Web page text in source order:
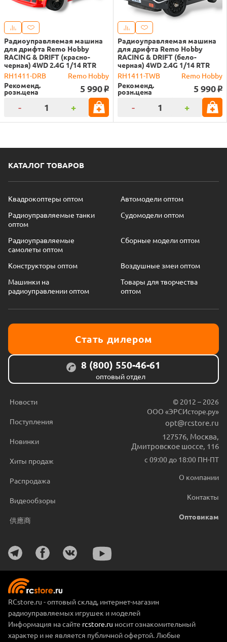
Радиоуправляемая машина
для дрифта Remo Hobby
RACING & DRIFT (красно-
черная) 4WD 2.4G 1/14 RTR
RH1411-DRB
Remo Hobby
Рекоменд.
розн.цена 5 990 o
- +
Радиоуправляемая машина
для дрифта Remo Hobby
RACING & DRIFT (бело-
черная) 4WD 2.4G 1/14 RTR
RH1411-TWB
Remo Hobby
Рекоменд.
розн.цена 5 990 o
- +
КАТАЛОГ ТОВАРОВ
Квадрокоптеры оптом
Автомодели оптом
Радиоуправляемые танки
оптом
Судомодели оптом
Радиоуправляемые
самолеты оптом
Сборные модели оптом
Конструкторы оптом
Воздушные змеи оптом
Машинки на
радиоуправлении оптом
Товары для творчества
оптом
Стать дилером
8 (800) 550-46-61
оптовый отдел
Новости
Поступления
Новинки
Хиты продаж
Распродажа
Видеообзоры
供應商
© 2012 – 2026
ООО «ЭРСИсторе.ру»
opt@rcstore.ru
127576 Москва
Дмитровское шоссе, 116
с 09:00 до 18:00 ПН-ПТ
О компании
Контакты
Оптовикам
RCstore.ru - оптовый склад, интернет-магазин
радиоуправляемых игрушек и моделей
Информация на сайте rcstore.ru носит ознакомительный
характер и не является публичной офертой. Любые